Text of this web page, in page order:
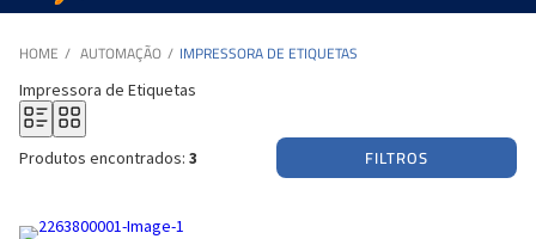
AUTOMAÇÃO IMPRESSORA DE ETIQUETAS
Impressora de Etiquetas
Produtos encontrados: 3 FILTROS